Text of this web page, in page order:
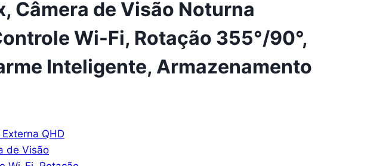
Câmera de Visão Noturna
Wi-Fi, Rotação 355°/90°,
Inteligente, Armazenamento